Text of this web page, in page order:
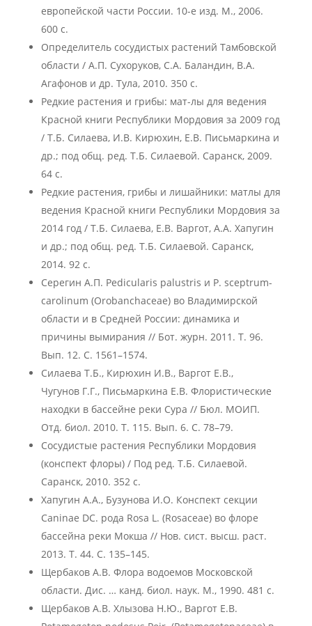
европейской части России. 10-е изд. М., 2006.
600 с.
Определитель сосудистых растений Тамбовской
области / А.П. Сухоруков, С.А. Баландин, В.А.
Агафонов и др. Тула, 2010. 350 с.
Редкие растения и грибы: мат-лы для ведения
Красной книги Республики Мордовия за 2009 год
/ Т.Б. Силаева, И.В. Кирюхин, Е.В. Письмаркина и
др.; под общ. ред. Т.Б. Силаевой. Саранск, 2009.
64 с.
Редкие растения, грибы и лишайники: матлы для
ведения Красной книги Республики Мордовия за
2014 год / Т.Б. Силаева, Е.В. Варгот, А.А. Хапугин
и др.; под общ. ред. Т.Б. Силаевой. Саранск,
2014. 92 c.
Серегин А.П. Pedicularis palustris и P. sceptrum-
carolinum (Orobanchaceae) во Владимирской
области и в Средней России: динамика и
причины вымирания // Бот. журн. 2011. Т. 96.
Вып. 12. С. 1561–1574.
Силаева Т.Б., Кирюхин И.В., Варгот Е.В.,
Чугунов Г.Г., Письмаркина Е.В. Флористические
находки в бассейне реки Сура // Бюл. МОИП.
Отд. биол. 2010. Т. 115. Вып. 6. С. 78–79.
Сосудистые растения Республики Мордовия
(конспект флоры) / Под ред. Т.Б. Силаевой.
Саранск, 2010. 352 с.
Хапугин А.А., Бузунова И.О. Конспект секции
Caninae DC. рода Rosa L. (Rosaceae) во флоре
бассейна реки Мокша // Нов. сист. высш. раст.
2013. Т. 44. С. 135–145.
Щербаков А.В. Флора водоемов Московской
области. Дис. … канд. биол. наук. М., 1990. 481 с.
Щербаков А.В. Хлызова Н.Ю., Варгот Е.В.